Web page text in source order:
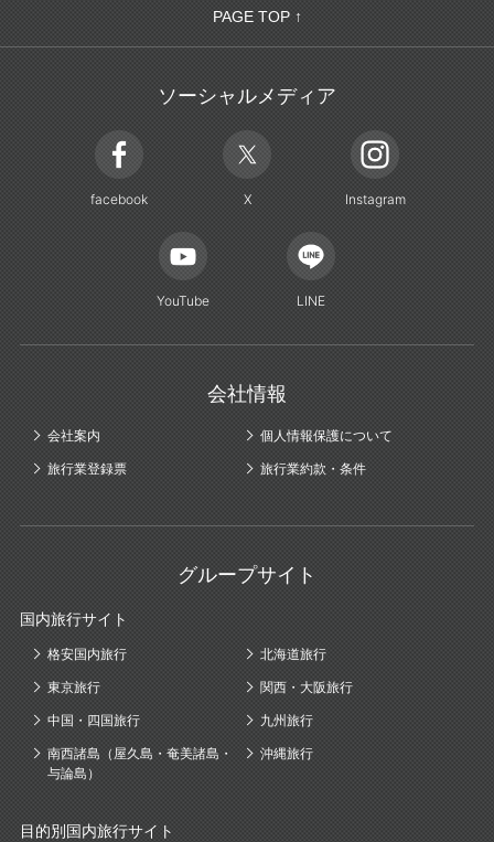
PAGE TOP ↑
ソーシャルメディア
facebook X Instagram
YouTube LINE
会社情報
会社案内
個人情報保護について
旅行業登録票
旅行業約款・条件
グループサイト
国内旅行サイト
格安国内旅行
北海道旅行
東京旅行
関西・大阪旅行
中国・四国旅行
九州旅行
南西諸島（屋久島・奄美諸島・
与論島）
沖縄旅行
目的別国内旅行サイト